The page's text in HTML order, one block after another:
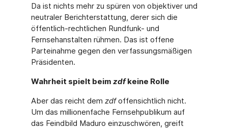
Da ist nichts mehr zu spüren von objektiver und
neutraler Berichterstattung, derer sich die
öffentlich-rechtlichen Rundfunk- und
Fernsehanstalten rühmen. Das ist offene
Parteinahme gegen den verfassungsmäßigen
Präsidenten.
Wahrheit spielt beim zdfkeine Rolle
Aber das reicht dem zdfoffensichtlich nicht.
Um das millionenfache Fernsehpublikum auf
das Feindbild Maduro einzuschwören, greift